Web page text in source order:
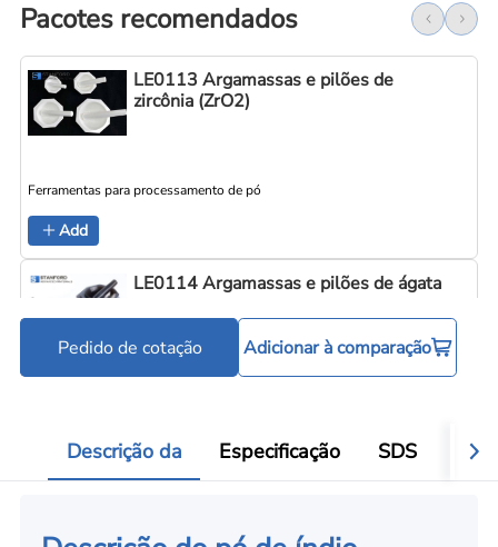
Pacotes recomendados
LE0113 Argamassas e pilões de
zircônia (ZrO2)
Ferramentas para processamento de pó
Add
LE0114 Argamassas e pilões de ágata
Pedido de cotação Adicionar à comparação
Descrição da Especificação SDS